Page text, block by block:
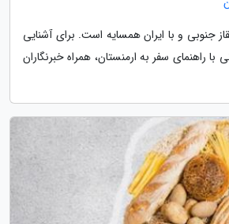
جنوبی و با ایران همسایه است. برای آشنایی
با راهنمای سفر به ارمنستان، همراه خبرنگاران